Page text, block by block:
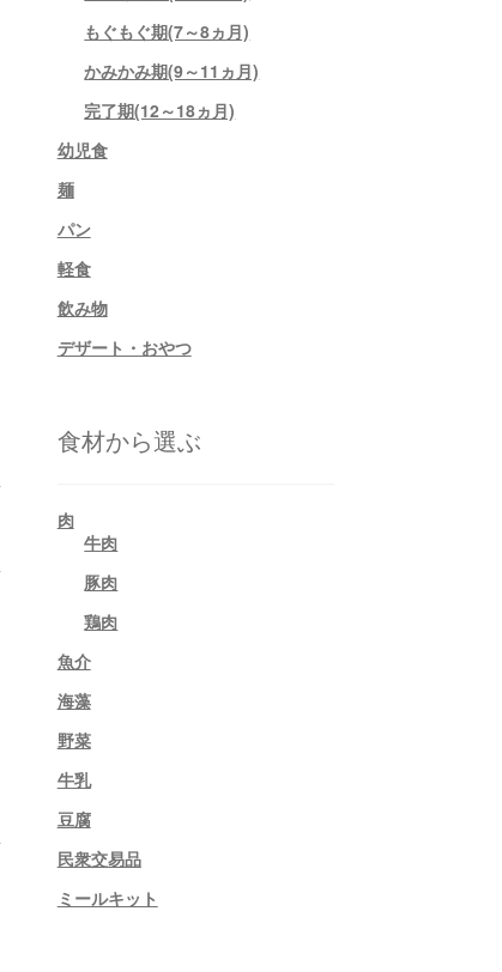
もぐもぐ期(7～8ヵ月)
かみかみ期(9～11ヵ月)
完了期(12～18ヵ月)
幼児食
麺
パン
軽食
飲み物
デザート・おやつ
食材から選ぶ
肉
牛肉
豚肉
鶏肉
魚介
海藻
野菜
牛乳
豆腐
民衆交易品
ミールキット